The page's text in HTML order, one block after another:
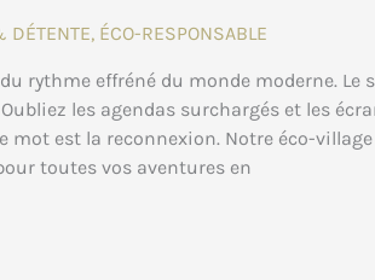
DÉTENTE, ÉCO-RESPONSABLE
rythme effréné du monde moderne. Le
les agendas surchargés et les
mot est la reconnexion. Notre éco-
toutes vos aventures en